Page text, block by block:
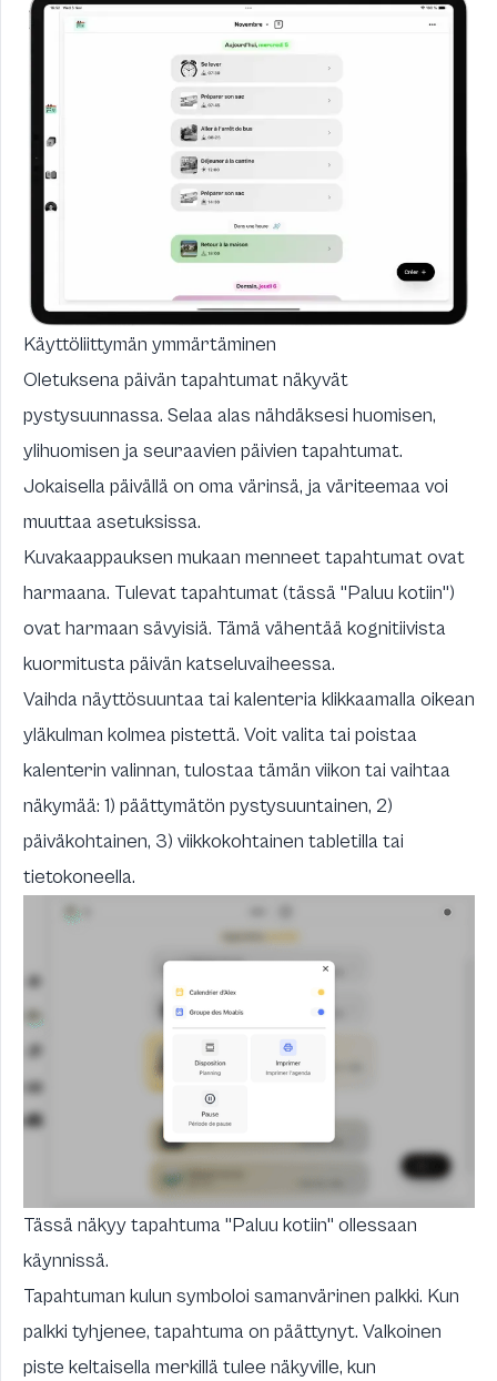
Käyttöliittymän ymmärtäminen
Oletuksena päivän tapahtumat näkyvät
pystysuunnassa. Selaa alas nähdäksesi huomisen,
ylihuomisen ja seuraavien päivien tapahtumat.
Jokaisella päivällä on oma värinsä, ja väriteemaa voi
muuttaa asetuksissa.
Kuvakaappauksen mukaan menneet tapahtumat ovat
harmaana. Tulevat tapahtumat (tässä "Paluu kotiin")
ovat harmaan sävyisiä. Tämä vähentää kognitiivista
kuormitusta päivän katseluvaiheessa.
Vaihda näyttösuuntaa tai kalenteria klikkaamalla oikean
yläkulman kolmea pistettä. Voit valita tai poistaa
kalenterin valinnan, tulostaa tämän viikon tai vaihtaa
näkymää: 1) päättymätön pystysuuntainen, 2)
päiväkohtainen, 3) viikkokohtainen tabletilla tai
tietokoneella.
Tässä näkyy tapahtuma "Paluu kotiin" ollessaan
käynnissä.
Tapahtuman kulun symboloi samanvärinen palkki. Kun
palkki tyhjenee, tapahtuma on päättynyt. Valkoinen
piste keltaisella merkillä tulee näkyville, kun